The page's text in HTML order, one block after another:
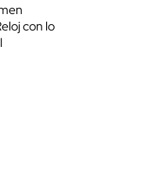
con lo